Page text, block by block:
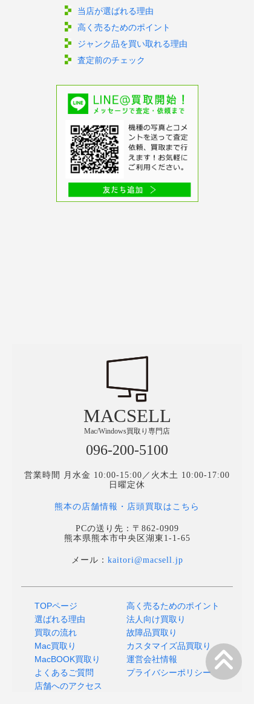
当店が選ばれる理由
高く売るためのポイント
ジャンク品を買い取れる理由
査定前のチェック
MACSELL
Mac/Windows買取り専門店
096-200-5100
営業時間 月水金 10:00-15:00／火木土 10:00-17:00
日曜定休
熊本の店舗情報・店頭買取はこちら
PCの送り先：〒862-0909
熊本県熊本市中央区湖東1-1-65
メール： kaitori@macsell.jp
TOPページ
選ばれる理由
買取の流れ
Mac買取り
MacBOOK買取り
よくあるご質問
店舗へのアクセス
高く売るためのポイント
法人向け買取り
故障品買取り
カスタマイズ品買取り
運営会社情報
プライバシーポリシー